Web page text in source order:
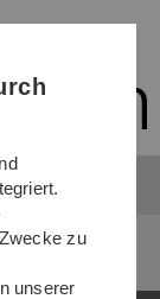
zu
unserer